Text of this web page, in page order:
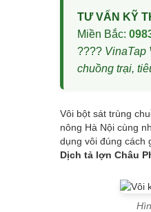
TƯ VẤN KỸ
Miền Bắc:
???? VinaTap
chuồng trại,
Vôi bột sát trùng
nông Hà Nội cùng
dụng vôi đúng cách
Dịch tả lợn Châu